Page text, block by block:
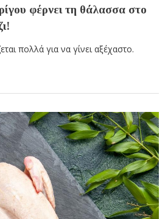
φέρνει τη θάλασσα στο
πολλά για να γίνει αξέχαστο.